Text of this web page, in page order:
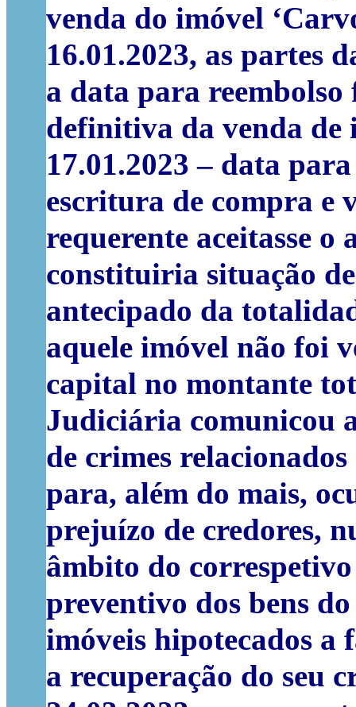
venda do imóvel
16.01.2023, as partes
a data para
definitiva da venda
17.01.2023 – data
escritura de compra e
requerente aceitasse o
constituiria situação
antecipado da
aquele imóvel não foi
capital no montante
Judiciária comunicou
de crimes
para, além do mais,
prejuízo de credores,
âmbito do
preventivo dos bens
imóveis hipotecados
a recuperação do seu